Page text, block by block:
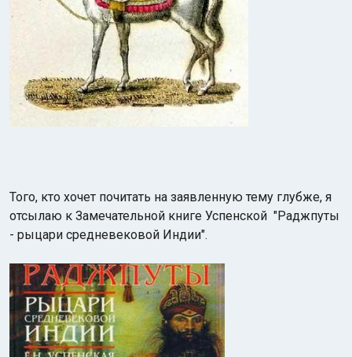
Того, кто хочет почитать на заявленную тему глубже, я
отсылаю к Замечательной книге Успенской "Раджпуты
- рыцари средневековой Индии".